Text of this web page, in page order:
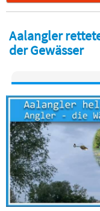
Aalangler
der Gewässer